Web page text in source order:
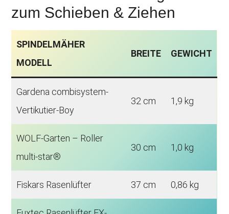
zum Schieben & Ziehen
SPINDELMÄHER
MODELL
BREITE GEWICHT
Gardena combisystem-
Vertikutier-Boy
32 cm 1,9 kg
WOLF-Garten – Roller
multi-star®
30 cm 1,0 kg
Fiskars Rasenlüfter 37 cm 0,86 kg